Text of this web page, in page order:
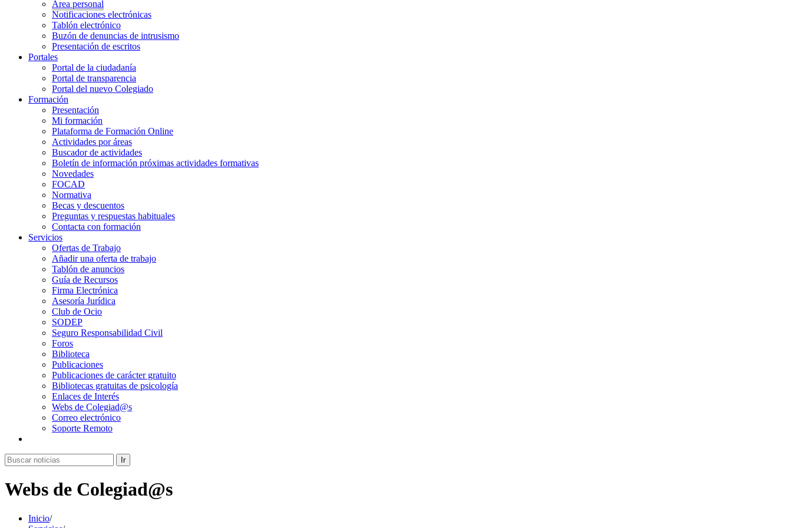
Área personal
Notificaciones electrónicas
Tablón electrónico
Buzón de denuncias de intrusismo
Presentación de escritos
Portales
Portal de la ciudadanía
Portal de transparencia
Portal del nuevo Colegiado
Formación
Presentación
Mi formación
Plataforma de Formación Online
Actividades por áreas
Buscador de actividades
Boletín de información próximas actividades formativas
Novedades
FOCAD
Normativa
Becas y descuentos
Preguntas y respuestas habituales
Contacta con formación
Servicios
Ofertas de Trabajo
Añadir una oferta de trabajo
Tablón de anuncios
Guía de Recursos
Firma Electrónica
Asesoría Jurídica
Club de Ocio
SODEP
Seguro Responsabilidad Civil
Foros
Biblioteca
Publicaciones
Publicaciones de carácter gratuito
Bibliotecas gratuitas de psicología
Enlaces de Interés
Webs de Colegiad@s
Correo electrónico
Soporte Remoto
Ir
Webs de Colegiad@s
Inicio/